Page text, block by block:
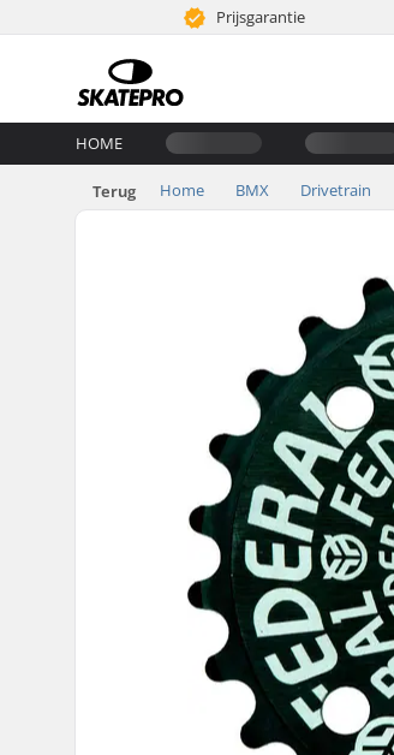
Prijsgarantie
HOME
Terug Home BMX Drivetrain